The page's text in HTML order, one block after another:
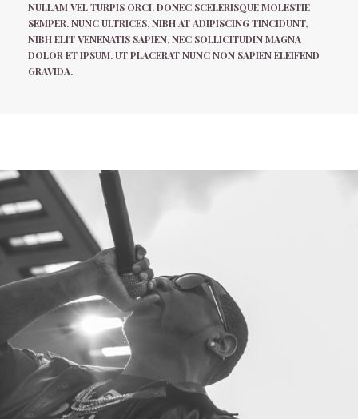
NULLAM VEL TURPIS ORCI. DONEC SCELERISQUE MOLESTIE
SEMPER. NUNC ULTRICES, NIBH AT ADIPISCING TINCIDUNT,
NIBH ELIT VENENATIS SAPIEN, NEC SOLLICITUDIN MAGNA
DOLOR ET IPSUM. UT PLACERAT NUNC NON SAPIEN ELEIFEND
GRAVIDA.